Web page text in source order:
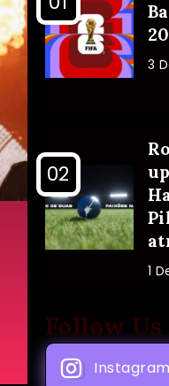
3
1
Follow Us
Instagram